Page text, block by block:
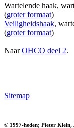
Wartelende haak,
(groter formaat)
Veiligheidshaak,
(groter formaat)
NaarOHCO deel 2.
Sitemap
© 1997-heden; Pieter Klein,